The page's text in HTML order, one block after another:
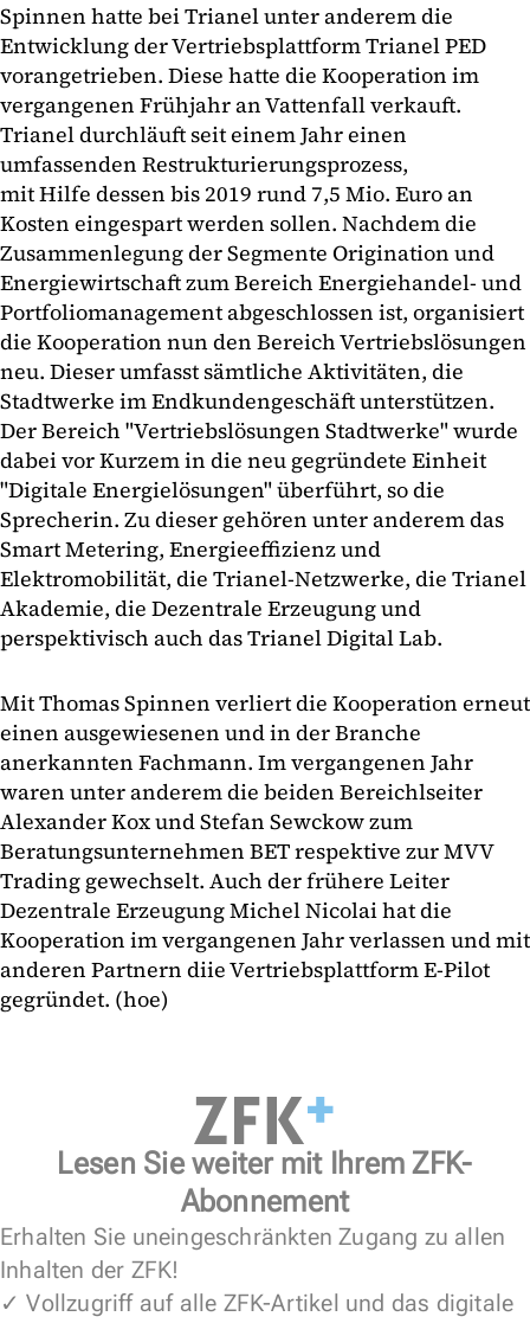
Spinnen hatte bei Trianel unter anderem die
Entwicklung der Vertriebsplattform Trianel PED
vorangetrieben. Diese hatte die Kooperation im
vergangenen Frühjahr an Vattenfall verkauft.
Trianel durchläuft seit einem Jahr einen
umfassenden Restrukturierungsprozess,
mit Hilfe dessen bis 2019 rund 7,5 Mio. Euro an
Kosten eingespart werden sollen. Nachdem die
Zusammenlegung der Segmente Origination und
Energiewirtschaft zum Bereich Energiehandel- und
Portfoliomanagement abgeschlossen ist, organisiert
die Kooperation nun den Bereich Vertriebslösungen
neu. Dieser umfasst sämtliche Aktivitäten, die
Stadtwerke im Endkundengeschäft unterstützen.
Der Bereich "Vertriebslösungen Stadtwerke" wurde
dabei vor Kurzem in die neu gegründete Einheit
"Digitale Energielösungen" überführt, so die
Sprecherin. Zu dieser gehören unter anderem das
Smart Metering, Energieeffizienz und
Elektromobilität, die Trianel-Netzwerke, die Trianel
Akademie, die Dezentrale Erzeugung und
perspektivisch auch das Trianel Digital Lab.
Mit Thomas Spinnen verliert die Kooperation erneut
einen ausgewiesenen und in der Branche
anerkannten Fachmann. Im vergangenen Jahr
waren unter anderem die beiden Bereichlseiter
Alexander Kox und Stefan Sewckow zum
Beratungsunternehmen BET respektive zur MVV
Trading gewechselt. Auch der frühere Leiter
Dezentrale Erzeugung Michel Nicolai hat die
Kooperation im vergangenen Jahr verlassen und mit
anderen Partnern diie Vertriebsplattform E-Pilot
gegründet. (hoe)
Lesen Sie weiter mit Ihrem ZFK-
Abonnement
Erhalten Sie uneingeschränkten Zugang zu allen
Inhalten der ZFK!
✓ Vollzugriff auf alle ZFK-Artikel und das digitale